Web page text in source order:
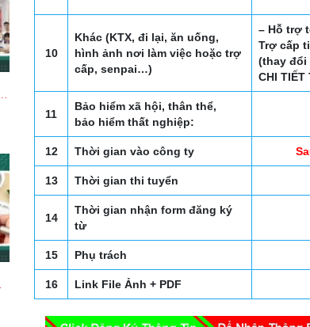
10
Khác (KTX, đi lại, ăn uống,
hình ảnh nơi làm việc hoặc trợ
cấp, senpai…)
– Hỗ trợ
Trợ cấp
(thay đổi
CHI TIẾT
11
Bảo hiểm xã hội, thân thể,
bảo hiểm thất nghiệp:
12 Thời gian vào công ty
13 Thời gian thi tuyển
14
Thời gian nhận form đăng ký
từ
15 Phụ trách
16 Link File Ảnh + PDF